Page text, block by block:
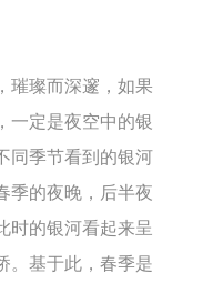
璀璨而深邃，如果
一定是夜空中的银
同季节看到的银河
季的夜晚，后半夜
时的银河看起来呈
。基于此，春季是